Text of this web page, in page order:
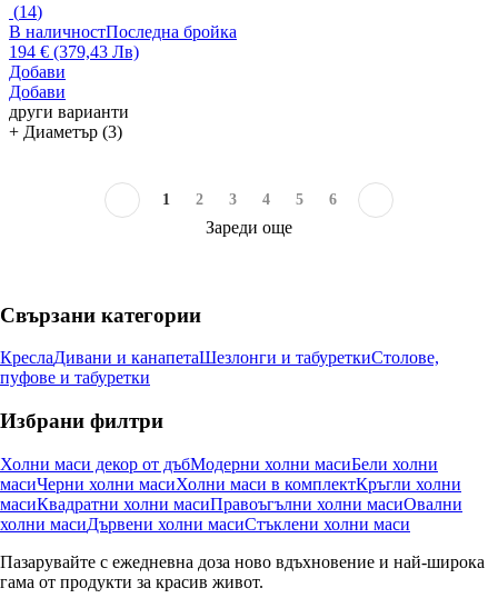
(14)
В наличностПоследна бройка
194 € (379,43 Лв)
Добави
Добави
други варианти
+ Диаметър (3)
1 2 3 4 5 6
Зареди още
Свързани категории
КреслаДивани и канапетаШезлонги и табуреткиСтолове,
пуфове и табуретки
Избрани филтри
Холни маси декор от дъбМодерни холни масиБели холни
масиЧерни холни масиХолни маси в комплектКръгли холни
масиКвадратни холни масиПравоъгълни холни масиОвални
холни масиДървени холни масиСтъклени холни маси
Пазарувайте с ежедневна доза ново вдъхновение и най-широка
гама от продукти за красив живот.